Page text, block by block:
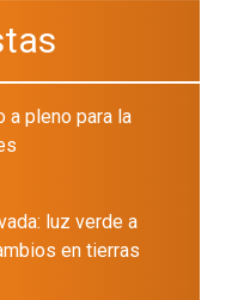
a pleno para la
luz verde a
en tierras